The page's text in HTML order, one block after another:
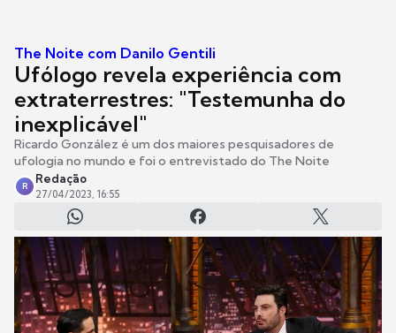
The Noite com Danilo Gentili
Ufólogo revela experiência com
extraterrestres: "Testemunha do
inexplicável"
Ricardo González é um dos maiores pesquisadores de
ufologia no mundo e foi o entrevistado do The Noite
R
Redação
27/04/2023, 16:55